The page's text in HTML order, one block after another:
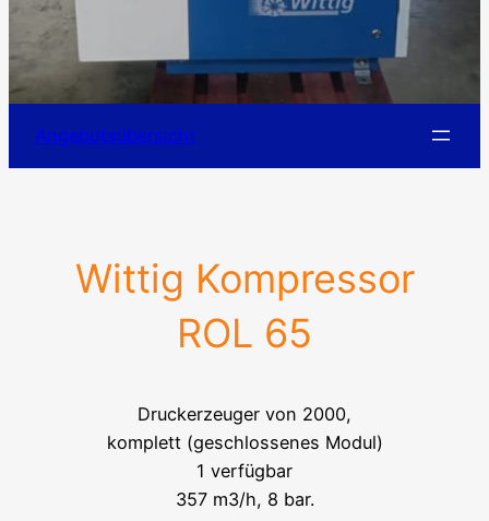
Angebotsübersicht
Wittig Kompressor
ROL 65
Druckerzeuger von 2000,
komplett (geschlossenes Modul)
1 verfügbar
357 m3/h, 8 bar.